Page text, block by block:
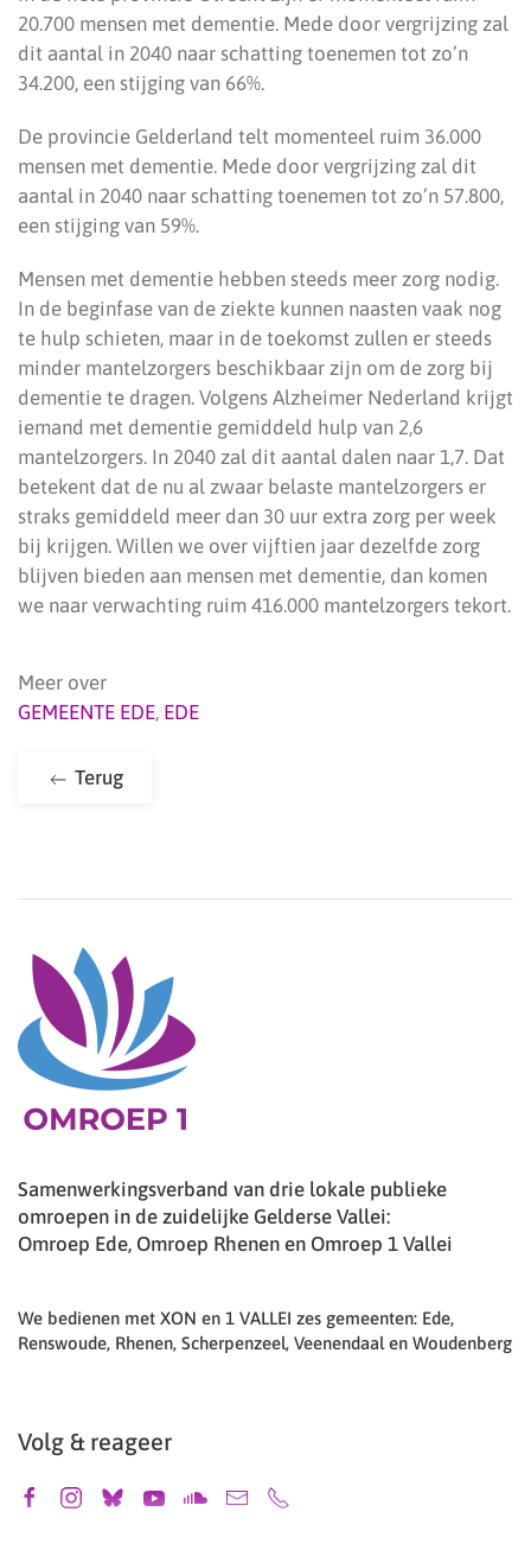
20.700 mensen met dementie. Mede door vergrijzing zal
dit aantal in 2040 naar schatting toenemen tot zo’n
34.200, een stijging van 66%.
De provincie Gelderland telt momenteel ruim 36.000
mensen met dementie. Mede door vergrijzing zal dit
aantal in 2040 naar schatting toenemen tot zo’n 57.800,
een stijging van 59%.
Mensen met dementie hebben steeds meer zorg nodig.
In de beginfase van de ziekte kunnen naasten vaak nog
te hulp schieten, maar in de toekomst zullen er steeds
minder mantelzorgers beschikbaar zijn om de zorg bij
dementie te dragen. Volgens Alzheimer Nederland krijgt
iemand met dementie gemiddeld hulp van 2,6
mantelzorgers. In 2040 zal dit aantal dalen naar 1,7. Dat
betekent dat de nu al zwaar belaste mantelzorgers er
straks gemiddeld meer dan 30 uur extra zorg per week
bij krijgen. Willen we over vijftien jaar dezelfde zorg
blijven bieden aan mensen met dementie, dan komen
we naar verwachting ruim 416.000 mantelzorgers tekort.
Meer over
GEMEENTE EDE, EDE
Terug
Samenwerkingsverband van drie lokale publieke
omroepen in de zuidelijke Gelderse Vallei:
Omroep Ede, Omroep Rhenen en Omroep 1 Vallei
We bedienen met XON en 1 VALLEI zes gemeenten: Ede,
Renswoude, Rhenen, Scherpenzeel, Veenendaal en Woudenberg
Volg & reageer